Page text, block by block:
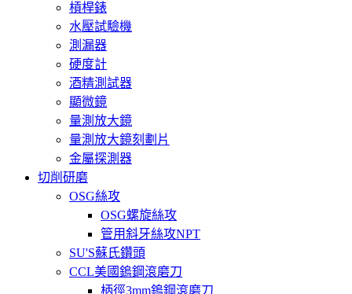
槓桿錶
水壓試驗機
測漏器
硬度計
酒精測試器
顯微鏡
量測放大鏡
量測放大鏡刻劃片
金屬探測器
切削研磨
OSG絲攻
OSG螺旋絲攻
管用斜牙絲攻NPT
SU'S蘇氏鑽頭
CCL美國鎢鋼滾磨刀
柄徑3mm鎢鋼滾磨刀